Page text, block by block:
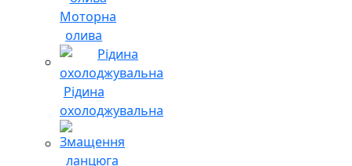
Моторна
олива
Рідина
охолоджувальна